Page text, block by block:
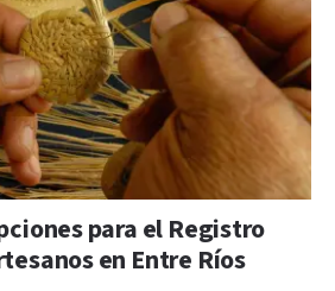
para el Registro
en Entre Ríos